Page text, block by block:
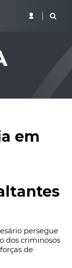
em
persegue
dos criminosos
de